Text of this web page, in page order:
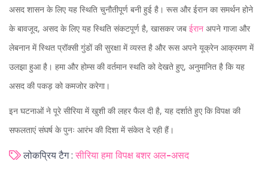
असद शासन के लिए यह स्थिति चुनौतीपूर्ण बनी हुई है। रूस और ईरान का समर्थन होने
के बावजूद, असद के लिए यह स्थिति संकटपूर्ण है, खासकर जब ईरान अपने गाजा और
लेबनान में स्थित प्रॉक्सी गुंडों की सुरक्षा में व्यस्त है और रूस अपने यूक्रेन आक्रमण में
उलझा हुआ है। हमा और होम्स की वर्तमान स्थति को देखते हुए, अनुमानित है कि यह
असद की पकड़ को कमजोर करेगा।
इन घटनाओं ने पूरे सीरिया में खुशी की लहर फैल दी है, यह दर्शाते हुए कि विपक्ष की
सफलताएं संघर्ष के पुनः आरंभ की दिशा में संकेत दे रही हैं।
लोकप्रिय टैग : सीरिया हमा विपक्ष बशर अल-असद